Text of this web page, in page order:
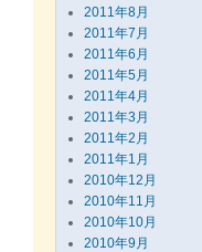
2011年8月
2011年7月
2011年6月
2011年5月
2011年4月
2011年3月
2011年2月
2011年1月
2010年12月
2010年11月
2010年10月
2010年9月